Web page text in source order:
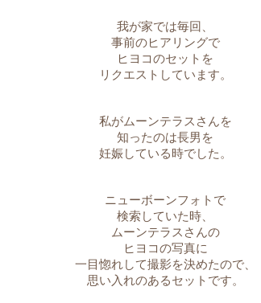
我が家では毎回、
事前のヒアリングで
ヒヨコのセットを
リクエストしています。
私がムーンテラスさんを
知ったのは長男を
妊娠している時でした。
ニューボーンフォトで
検索していた時、
ムーンテラスさんの
ヒヨコの写真に
一目惚れして撮影を決めたので、
思い入れのあるセットです。